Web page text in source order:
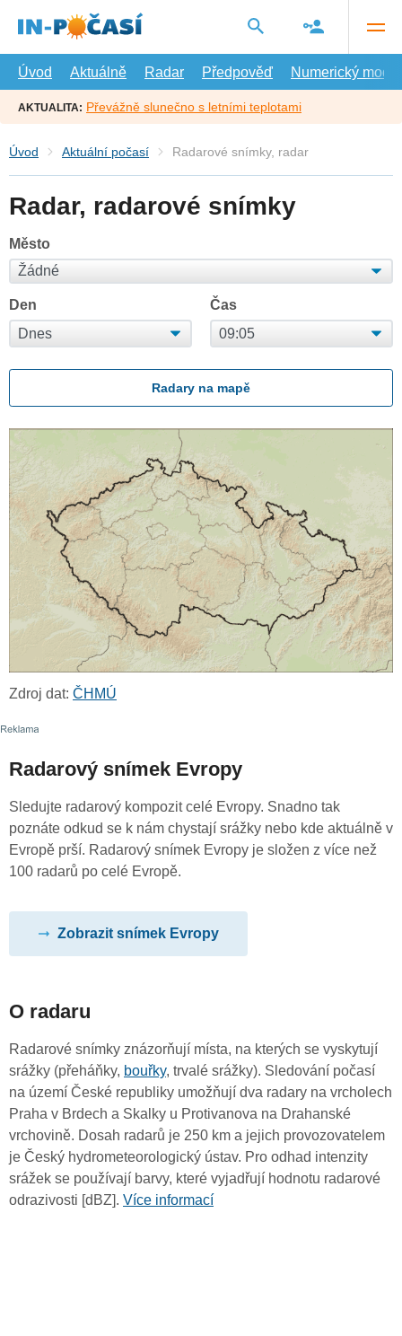
hlavní
Úvod
Aktuálně Radar Předpověď Numerický model
AKTUALITA: Převážně slunečno s letními teplotami
Úvod Aktuální počasí Radarové snímky, radar
Radar, radarové snímky
Město
Den Čas
Radary na mapě
Zdroj dat: ČHMÚ
Radarový snímek Evropy
Sledujte radarový kompozit celé Evropy. Snadno tak
poznáte odkud se k nám chystají srážky nebo kde aktuálně v
Evropě prší. Radarový snímek Evropy je složen z více než
100 radarů po celé Evropě.
Zobrazit snímek Evropy
O radaru
Radarové snímky znázorňují místa, na kterých se vyskytují
srážky (přeháňky, bouřky, trvalé srážky). Sledování počasí
na území České republiky umožňují dva radary na vrcholech
Praha v Brdech a Skalky u Protivanova na Drahanské
vrchovině. Dosah radarů je 250 km a jejich provozovatelem
je Český hydrometeorologický ústav. Pro odhad intenzity
srážek se používají barvy, které vyjadřují hodnotu radarové
odrazivosti [dBZ]. Více informací